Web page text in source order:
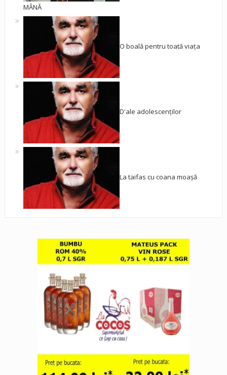
MÂNĂ
O boală pentru toată viața
D'ale adolescenților
La taifas cu coana moașă